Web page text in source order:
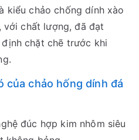
kiểu chảo chống dính xào
chất lượng, đã đạt
chặt chẽ trước khi
của chảo hống dính đá
đúc hợp kim nhôm siêu